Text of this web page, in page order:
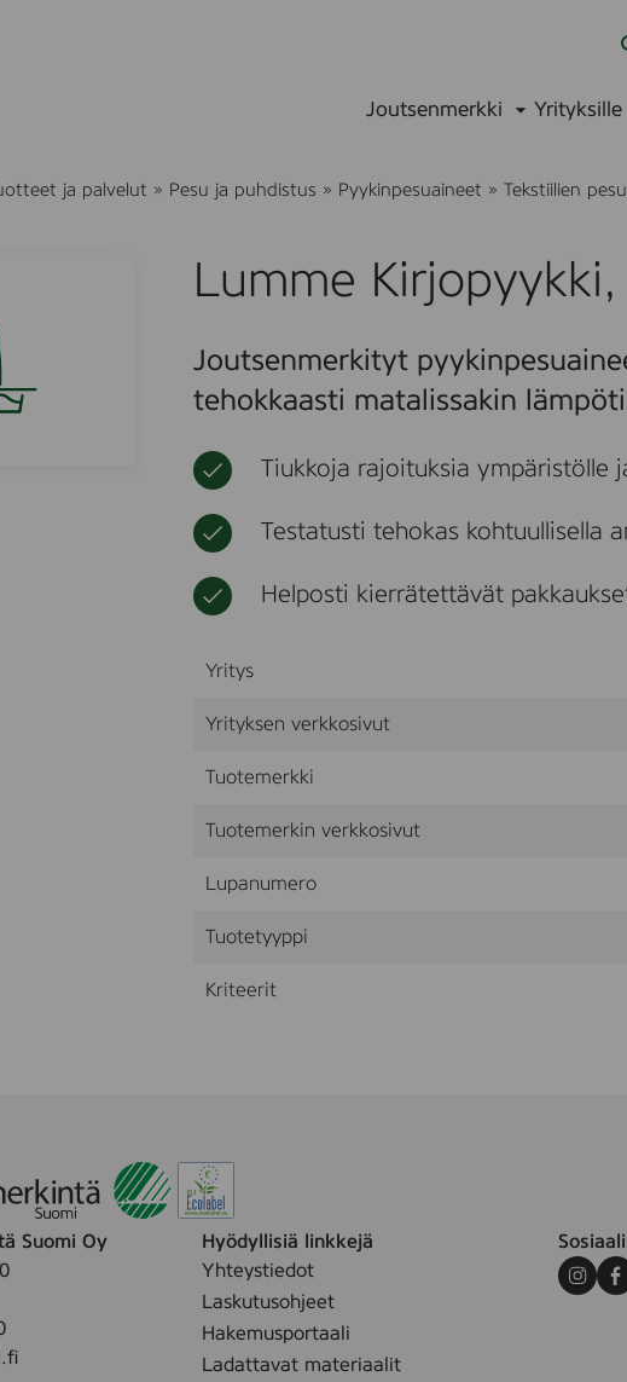
Joutsenmerkki Yrityksille
ja palvelut » Pesu ja puhdistus » Pyykinpesuaineet » Tekstiilien
Lumme
Joutsenmerkityt
tehokkaasti matalissakin
Tiukkoja rajoituksia ympäristölle
Testatusti tehokas kohtuullisella
Helposti kierrätettävät
Yritys
Yrityksen verkkosivut
Tuotemerkki
Tuotemerkin verkkosivut
Lupanumero
Tuotetyyppi
Kriteerit
Suomi Oy
Hyödyllisiä linkkejä
Yhteystiedot
Laskutusohjeet
Hakemusportaali
Ladattavat materiaalit